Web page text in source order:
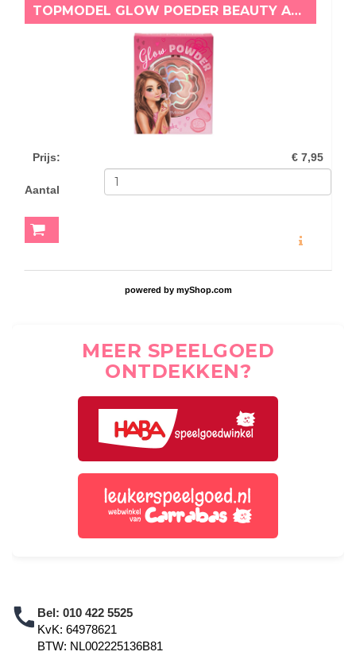
TOPMODEL GLOW POEDER BEAUTY AND ME
Prijs: € 7,95
Aantal
powered by myShop.com
MEER SPEELGOED
ONTDEKKEN?
Bel: 010 422 5525
KvK: 64978621
BTW: NL002225136B81